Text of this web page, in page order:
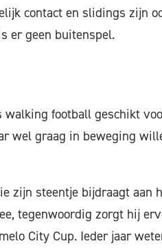
contact en slidings zijn
er geen buitenspel.
walking football geschikt
wel graag in beweging
zijn steentje bijdraagt aan
tegenwoordig zorgt hij
City Cup. Ieder jaar